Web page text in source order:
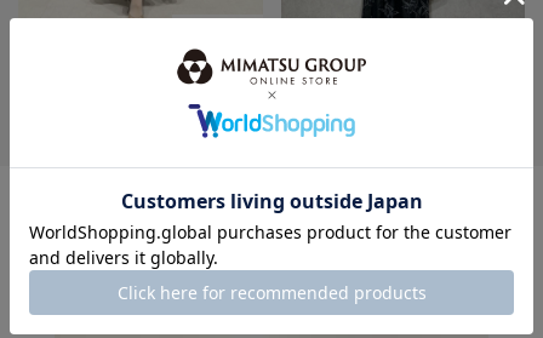
このスタッフの
その他のコーディネート